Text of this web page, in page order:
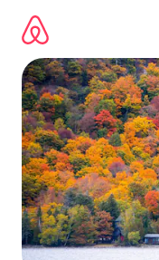
გადასვლა